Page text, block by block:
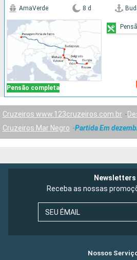
Pensão completa
AmaVerde 8 d
Cruzeiros www.123cruzeiros.com.br
Cruzeiros Mar Negro
Partida Em
Newsletters
Receba as nossas
SEU ÉMAIL
Nossos